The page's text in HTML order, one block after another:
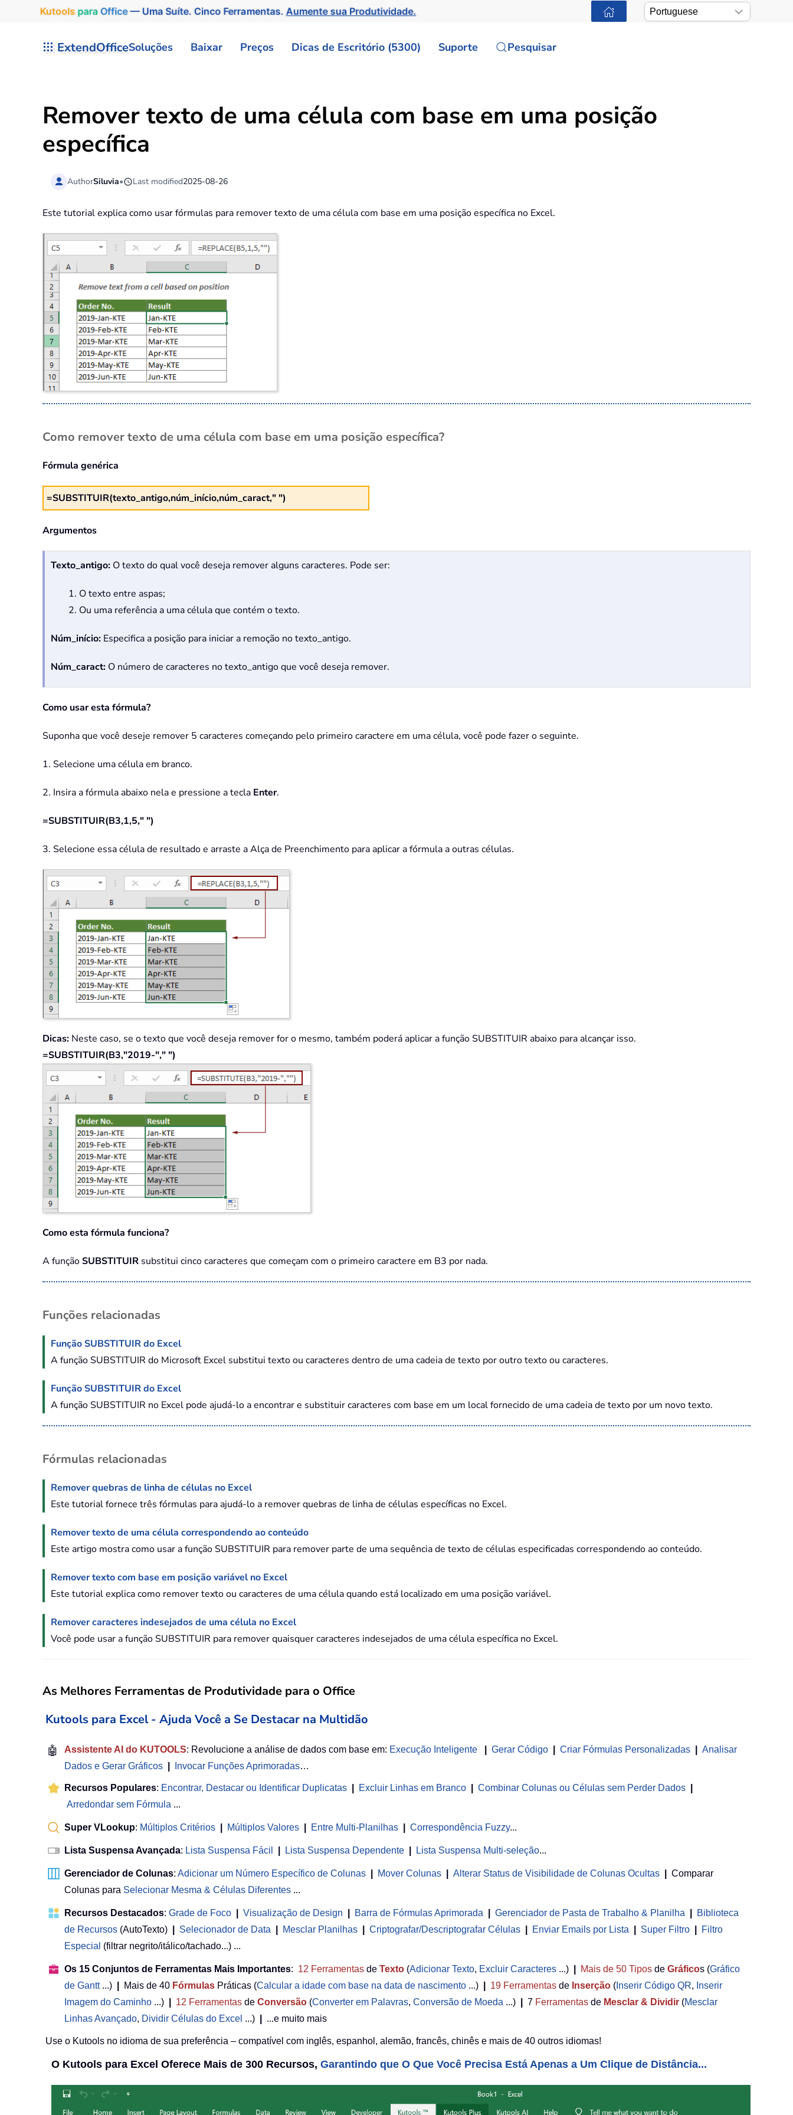
Kutools para Office— Uma Suíte. Cinco Ferramentas.Aumente sua Produtividade.
ExtendOfficeSoluções Baixar Preços Dicas de Escritório (5300) Suporte Pesquisar
Remover texto de uma célula com base em uma posição
específica
AuthorSiluvia• Last modified2025-08-26
Este tutorial explica como usar fórmulas para remover texto de uma célula com base em uma posição específica no Excel.
Como remover texto de uma célula com base em uma posição específica?
Fórmula genérica
=SUBSTITUIR(texto_antigo,núm_início,núm_caract," ")
Argumentos
Texto_antigo: O texto do qual você deseja remover alguns caracteres. Pode ser:
1. O texto entre aspas;
2. Ou uma referência a uma célula que contém o texto.
Núm_início: Especifica a posição para iniciar a remoção no texto_antigo.
Núm_caract: O número de caracteres no texto_antigo que você deseja remover.
Como usar esta fórmula?
Suponha que você deseje remover 5 caracteres começando pelo primeiro caractere em uma célula, você pode fazer o seguinte.
1. Selecione uma célula em branco.
2. Insira a fórmula abaixo nela e pressione a tecla Enter.
=SUBSTITUIR(B3,1,5," ")
3. Selecione essa célula de resultado e arraste a Alça de Preenchimento para aplicar a fórmula a outras células.
Dicas: Neste caso, se o texto que você deseja remover for o mesmo, também poderá aplicar a função SUBSTITUIR abaixo para alcançar isso.
=SUBSTITUIR(B3,"2019-"," ")
Como esta fórmula funciona?
A funçãoSUBSTITUIR substitui cinco caracteres que começam com o primeiro caractere em B3 por nada.
Funções relacionadas
Função SUBSTITUIR do Excel
A função SUBSTITUIR do Microsoft Excel substitui texto ou caracteres dentro de uma cadeia de texto por outro texto ou caracteres.
Função SUBSTITUIR do Excel
A função SUBSTITUIR no Excel pode ajudá-lo a encontrar e substituir caracteres com base em um local fornecido de uma cadeia de texto por um novo texto.
Fórmulas relacionadas
Remover quebras de linha de células no Excel
Este tutorial fornece três fórmulas para ajudá-lo a remover quebras de linha de células específicas no Excel.
Remover texto de uma célula correspondendo ao conteúdo
Este artigo mostra como usar a função SUBSTITUIR para remover parte de uma sequência de texto de células especificadas correspondendo ao conteúdo.
Remover texto com base em posição variável no Excel
Este tutorial explica como remover texto ou caracteres de uma célula quando está localizado em uma posição variável.
Remover caracteres indesejados de uma célula no Excel
Você pode usar a função SUBSTITUIR para remover quaisquer caracteres indesejados de uma célula específica no Excel.
As Melhores Ferramentas de Produtividade para o Office
Kutools para Excel - Ajuda Você a Se Destacar na Multidão
🤖 Assistente AI do KUTOOLS: Revolucione a análise de dados com base em: Execução Inteligente Gerar Código Criar Fórmulas Personalizadas
Analisar
Dados e Gerar Gráficos
Invocar Funções Aprimoradas…
Recursos Populares: Encontrar, Destacar ou Identificar Duplicatas Excluir Linhas em Branco Combinar Colunas ou Células sem Perder Dados
Arredondar sem Fórmula ...
Super VLookup: Múltiplos Critérios Múltiplos Valores Entre Multi-Planilhas Correspondência Fuzzy...
Lista Suspensa Avançada: Lista Suspensa Fácil Lista Suspensa Dependente Lista Suspensa Multi-seleção...
Gerenciador de Colunas: Adicionar um Número Específico de Colunas Mover Colunas Alterar Status de Visibilidade de Colunas Ocultas
Comparar
Colunas para Selecionar Mesma & Células Diferentes ...
Recursos Destacados: Grade de Foco Visualização de Design Barra de Fórmulas Aprimorada Gerenciador de Pasta de Trabalho & Planilha
Biblioteca
de Recursos (AutoTexto) Selecionador de Data Mesclar Planilhas Criptografar/Descriptografar Células Enviar Emails por Lista Super Filtro
Filtro
Especial (filtrar negrito/itálico/tachado...) ...
Os 15 Conjuntos de Ferramentas Mais Importantes: 12 Ferramentas de Texto (Adicionar Texto, Excluir Caracteres ...) Mais de 50 Tipos de Gráficos (Gráfico
de Gantt...) Mais de 40 Fórmulas Práticas (Calcular a idade com base na data de nascimento ...) 19 Ferramentas de Inserção ( Inserir Código QR, Inserir
Imagem do Caminho ...) 12 Ferramentas de Conversão (Converter em Palavras, Conversão de Moeda ...) 7 Ferramentas de Mesclar & Dividir (Mesclar
Linhas Avançado, Dividir Células do Excel ...) ...e muito mais
Use o Kutools no idioma de sua preferência – compatível com inglês, espanhol, alemão, francês, chinês e mais de 40 outros idiomas!
O Kutools para Excel Oferece Mais de 300 Recursos, Garantindo que O Que Você Precisa Está Apenas a Um Clique de Distância...